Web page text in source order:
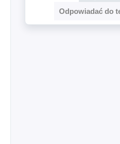
Odpowiadać do